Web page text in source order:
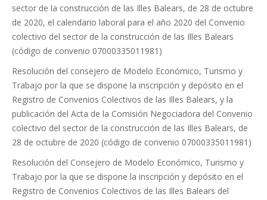
sector de la construcción de las Illes Balears, de 28 de octubre
de 2020, el calendario laboral para el año 2020 del Convenio
colectivo del sector de la construcción de las Illes Balears
(código de convenio 07000335011981)
Resolución del consejero de Modelo Económico, Turismo y
Trabajo por la que se dispone la inscripción y depósito en el
Registro de Convenios Colectivos de las Illes Balears, y la
publicación del Acta de la Comisión Negociadora del Convenio
colectivo del sector de la construcción de las Illes Balears, de
28 de octubre de 2020 (código de convenio 07000335011981)
Resolución del Consejero de Modelo Económico, Turismo y
Trabajo por la que se dispone la inscripción y depósito en el
Registro de Convenios Colectivos de las Illes Balears del